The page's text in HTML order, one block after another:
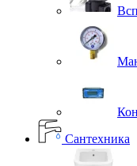
Сантехника